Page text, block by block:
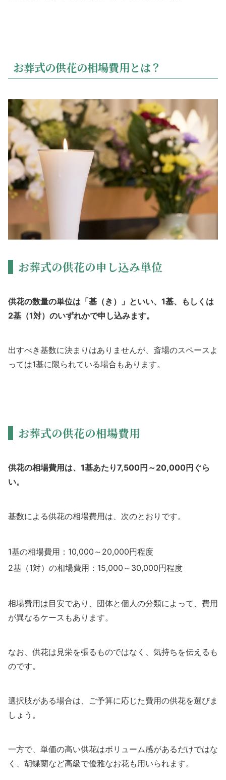
お葬式の供花の相場費用とは？
お葬式の供花の申し込み単位
供花の数量の単位は「基（き）」といい、1基、もしくは
2基（1対）のいずれかで申し込みます。
出すべき基数に決まりはありませんが、斎場のスペースよ
っては1基に限られている場合もあります。
お葬式の供花の相場費用
供花の相場費用は、1基あたり7,500円～20,000円ぐら
い。
基数による供花の相場費用は、次のとおりです。
1基の相場費用：10,000～20,000円程度
2基（1対）の相場費用：15,000～30,000円程度
相場費用は目安であり、団体と個人の分類によって、費用
が異なるケースもあります。
なお、供花は見栄を張るものではなく、気持ちを伝えるも
のです。
選択肢がある場合は、ご予算に応じた費用の供花を選びま
しょう。
一方で、単価の高い供花はボリューム感があるだけではな
く、胡蝶蘭など高級で優雅なお花も用いられます。